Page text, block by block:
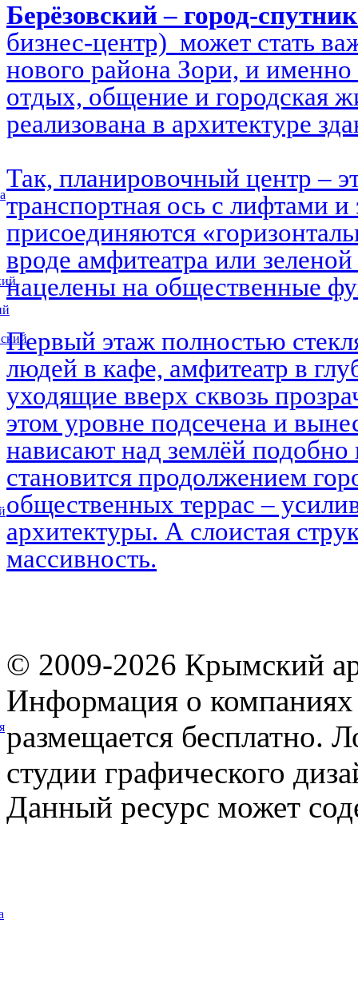
Берёзовский – город-
бизнес-центр) может стать
нового района Зори, и именно
отдых, общение и городская
реализована в архитектуре
Так, планировочный центр –
транспортная ось с лифтами и
присоединяются
вроде амфитеатра или
нацелены на общественные
Первый этаж полностью
людей в кафе, амфитеатр в
уходящие вверх сквозь
этом уровне подсечена и
нависают над землёй
становится продолжением
общественных террас –
архитектуры. А слоистая
массивность.
© 2009-2026 Крымский
Информация о компаниях
размещается бесплатно.
студии графического
Данный ресурс может